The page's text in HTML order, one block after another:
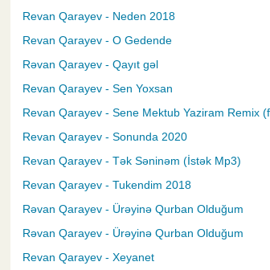
Revan Qarayev - Neden 2018
Revan Qarayev - O Gedende
Rəvan Qarayev - Qayıt gəl
Revan Qarayev - Sen Yoxsan
Revan Qarayev - Sene Mektub Yaziram Remix
Revan Qarayev - Sonunda 2020
Revan Qarayev - Tək Səninəm (İstək Mp3)
Revan Qarayev - Tukendim 2018
Rəvan Qarayev - Ürəyinə Qurban Olduğum
Rəvan Qarayev - Ürəyinə Qurban Olduğum
Revan Qarayev - Xeyanet